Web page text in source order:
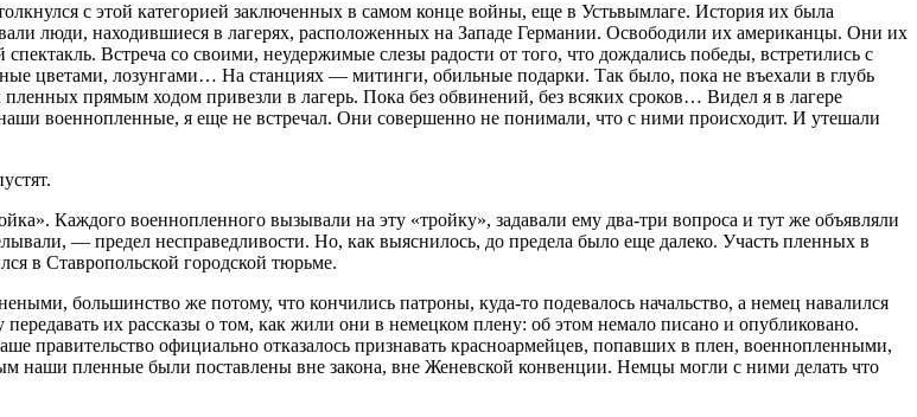
с этой категорией заключенных в самом конце войны, еще в Устьвымлаге. История их была
люди, находившиеся в лагерях, расположенных на Западе Германии. Освободили их американцы. Они их
Встреча со своими, неудержимые слезы радости от того, что дождались победы, встретились с
цветами, лозунгами… На станциях — митинги, обильные подарки. Так было, пока не въехали в глубь
прямым ходом привезли в лагерь. Пока без обвинений, без всяких сроков… Видел я в лагере
военнопленные, я еще не встречал. Они совершенно не понимали, что с ними происходит. И утешали
Каждого военнопленного вызывали на эту «тройку», задавали ему два-три вопроса и тут же объявляли
— предел несправедливости. Но, как выяснилось, до предела было еще далеко. Участь пленных в
в Ставропольской городской тюрьме.
большинство же потому, что кончились патроны, куда-то подевалось начальство, а немец навалился
их рассказы о том, как жили они в немецком плену: об этом немало писано и опубликовано.
правительство официально отказалось признавать красноармейцев, попавших в плен, военнопленными,
пленные были поставлены вне закона, вне Женевской конвенции. Немцы могли с ними делать что